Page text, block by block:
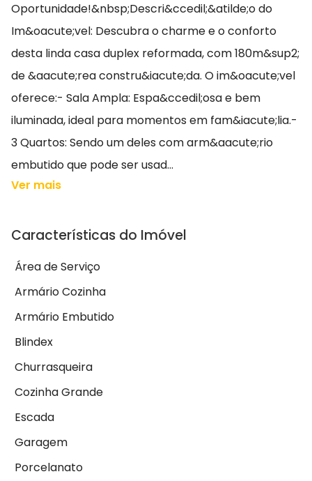
Oportunidade!&nbsp;Descri&ccedil;&atilde;o do
Im&oacute;vel: Descubra o charme e o conforto
desta linda casa duplex reformada, com 180m&sup2;
de &aacute;rea constru&iacute;da. O im&oacute;vel
oferece:- Sala Ampla: Espa&ccedil;osa e bem
iluminada, ideal para momentos em fam&iacute;lia.-
3 Quartos: Sendo um deles com arm&aacute;rio
embutido que pode ser usad...
Ver mais
Características do Imóvel
Área de Serviço
Armário Cozinha
Armário Embutido
Blindex
Churrasqueira
Cozinha Grande
Escada
Garagem
Porcelanato